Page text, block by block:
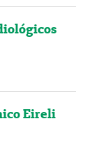
Eireli